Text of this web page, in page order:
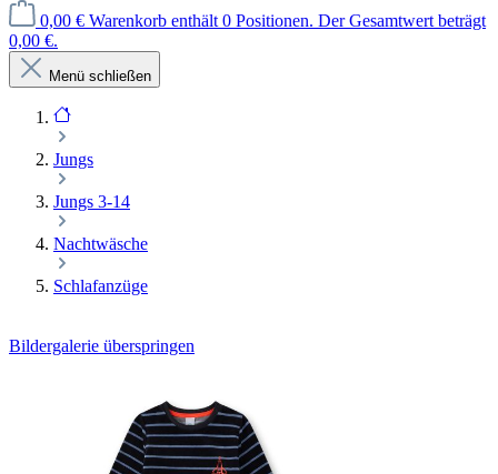
0,00 € Warenkorb enthält 0 Positionen. Der Gesamtwert beträgt
0,00 €.
Menü schließen
Jungs
Jungs 3-14
Nachtwäsche
Schlafanzüge
Bildergalerie überspringen